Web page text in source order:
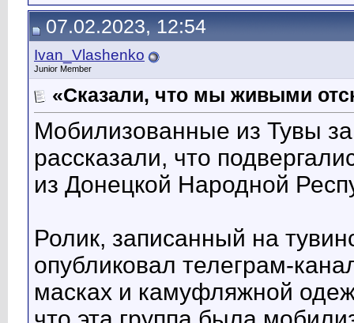
07.02.2023, 12:54
Ivan_Vlashenko
Junior Member
«Сказали, что мы живыми
Мобилизованные из Тувы
рассказали, что
из Донецкой Народной
Ролик, записанный на
опубликовал телеграм-
масках и камуфляжной